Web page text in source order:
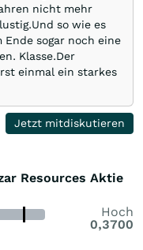
nicht mehr
so wie es
sogar noch eine
Klasse.Der
einmal ein starkes
Jetzt mitdiskutieren
Resources Aktie
Hoch
0,3700